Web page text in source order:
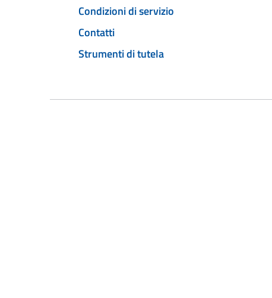
Condizioni di servizio
Contatti
Strumenti di tutela